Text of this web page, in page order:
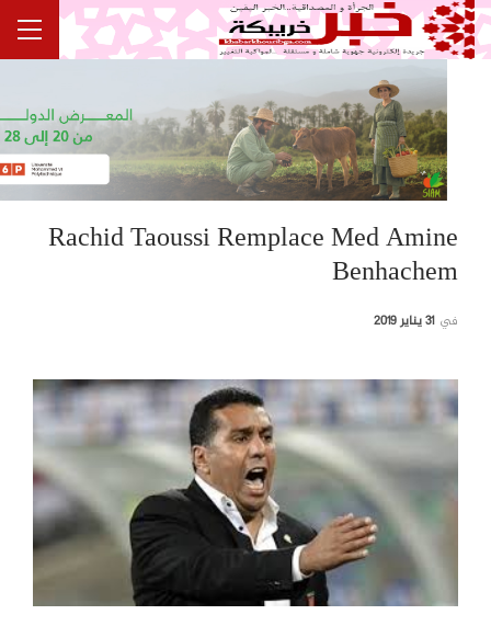
Rachid Taoussi Remplace Med Amine
Benhachem
في 31 يناير 2019